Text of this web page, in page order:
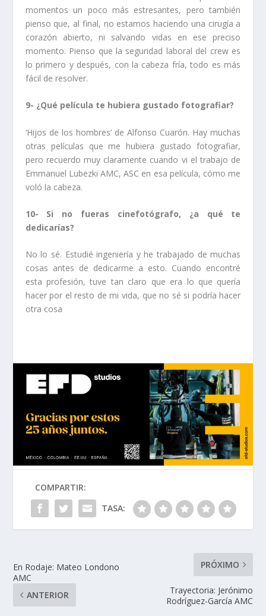
momentos un poco más estresantes, pero también
pienso que, al final, no estamos haciendo una cirugía a
corazón abierto, ni salvando vidas en ese preciso
momento. Pienso que la seguridad laboral del crew es
lo primero y después, con la cabeza fría, todo es más
fácil de resolver.
9- ¿Qué película te hubiera gustado fotografiar?
‘Hijos de los hombres’ de Alfonso Cuarón. Hay muchas
otras películas que me hubiera gustado fotografiar,
pero recuerdo muy claramente cuando vi el trabajo de
Emmanuel Lubezki AMC, ASC en esa película, cómo me
voló la cabeza.
10- Si no fueras cinefotógrafo, ¿a qué te
dedicarías?
No lo sé. Estudié ingeniería y he trabajado de muchas
cosas antes de dedicarme a esto. Cuando encontré
esta profesión, tuve tan claro que era lo que quería
hacer por el resto de mi vida, que no sé si podría hacer
otra cosa
COMPARTIR:
TASA:
En Rodaje: Mateo Londono
AMC
ANTERIOR
PRÓXIMO
Trayectoria: Jerónimo
Rodríguez-García AMC